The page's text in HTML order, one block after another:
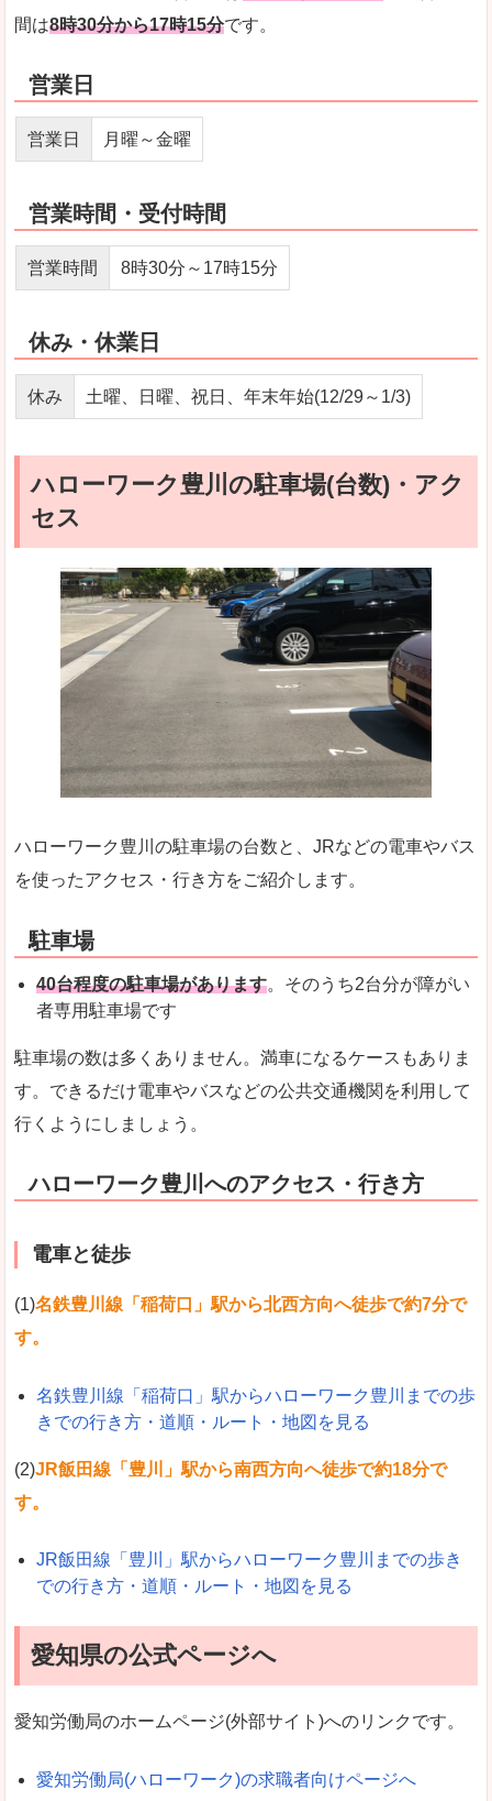
間は8時30分から17時15分です。
営業日
営業日 月曜～金曜
営業時間・受付時間
営業時間 8時30分～17時15分
休み・休業日
休み 土曜、日曜、祝日、年末年始(12/29～1/3)
ハローワーク豊川の駐車場(台数)・アク
セス
ハローワーク豊川の駐車場の台数と、JRなどの電車やバス
を使ったアクセス・行き方をご紹介します。
駐車場
40台程度の駐車場があります。そのうち2台分が障がい
者専用駐車場です
駐車場の数は多くありません。満車になるケースもありま
す。できるだけ電車やバスなどの公共交通機関を利用して
行くようにしましょう。
ハローワーク豊川へのアクセス・行き方
電車と徒歩
(1)名鉄豊川線「稲荷口」駅から北西方向へ徒歩で約7分で
す。
名鉄豊川線「稲荷口」駅からハローワーク豊川までの歩
きでの行き方・道順・ルート・地図を見る
(2)JR飯田線「豊川」駅から南西方向へ徒歩で約18分で
す。
JR飯田線「豊川」駅からハローワーク豊川までの歩き
での行き方・道順・ルート・地図を見る
愛知県の公式ページへ
愛知労働局のホームページ(外部サイト)へのリンクです。
愛知労働局(ハローワーク)の求職者向けページへ